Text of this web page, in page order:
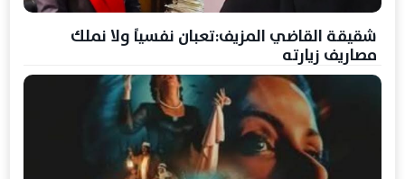
شقيقة القاضي المزيف:تعبان نفسياً ولا نملك
مصاريف زيارته